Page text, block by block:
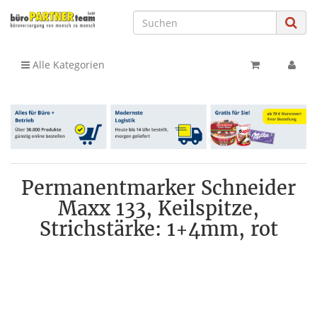
Alle Kategorien
Permanentmarker Schneider
Maxx 133, Keilspitze,
Strichstärke: 1+4mm, rot